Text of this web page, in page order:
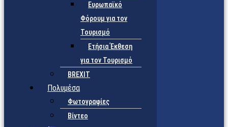
Ευρωπαϊκό
Φόρουμ για τον
Τουρισμό
Ετήσια Έκθεση
για τον Τουρισμό
BREXIT
Πολυμέσα
Φωτογραφίες
Βίντεο